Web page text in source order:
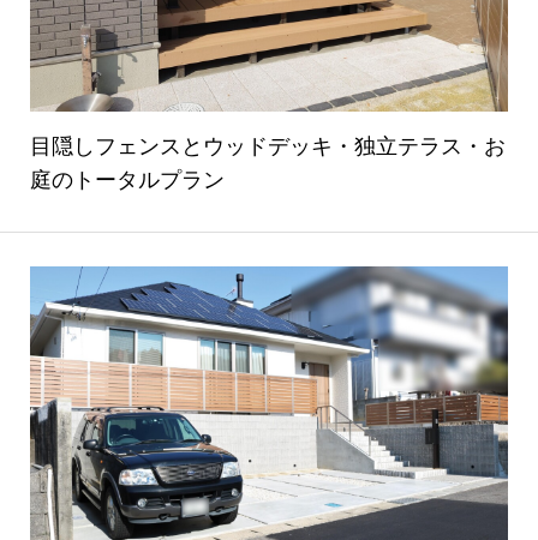
目隠しフェンスとウッドデッキ・独立テラス・お
庭のトータルプラン